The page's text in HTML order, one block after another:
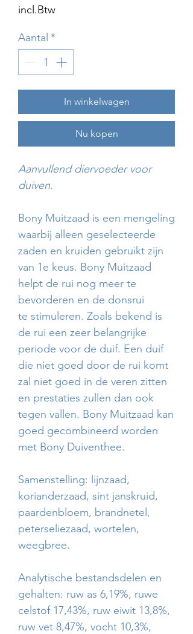
incl.Btw
Aantal *
In winkelwagen
Nu kopen
Aanvullend diervoeder voor
duiven.
Bony Muitzaad is een mengeling
waarbij alleen geselecteerde
zaden en kruiden gebruikt zijn
van 1e keus. Bony Muitzaad
helpt de rui nog meer te
bevorderen en de donsrui
te stimuleren. Zoals bekend is
de rui een zeer belangrijke
periode voor de duif. Een duif
die niet goed door de rui komt
zal niet goed in de veren zitten
en prestaties zullen dan ook
tegen vallen. Bony Muitzaad kan
goed gecombineerd worden
met Bony Duiventhee.
Samenstelling: lijnzaad,
korianderzaad, sint janskruid,
paardenbloem, brandnetel,
peterseliezaad, wortelen,
weegbree.
Analytische bestandsdelen en
gehalten: ruw as 6,19%, ruwe
celstof 17,43%, ruw eiwit 13,8%,
ruw vet 8,47%, vocht 10,3%,